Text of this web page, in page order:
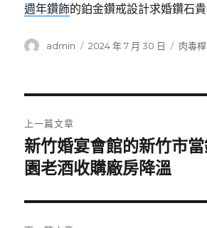
週年鑽飾的鉑金鑽戒設計求婚鑽石
作
admin
發
2024 年 7 月 30 日
分
肉毒
章
導
覽
上一篇文章
上
一
文
章:
新竹婚宴會館的新竹市
園老酒收購廠房降溫